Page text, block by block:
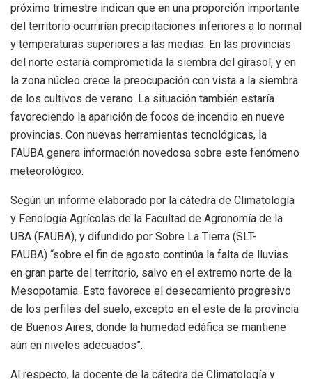
próximo trimestre indican que en una proporción importante
del territorio ocurrirían precipitaciones inferiores a lo normal
y temperaturas superiores a las medias. En las provincias
del norte estaría comprometida la siembra del girasol, y en
la zona núcleo crece la preocupación con vista a la siembra
de los cultivos de verano. La situación también estaría
favoreciendo la aparición de focos de incendio en nueve
provincias. Con nuevas herramientas tecnológicas, la
FAUBA genera información novedosa sobre este fenómeno
meteorológico.
Según un informe elaborado por la cátedra de Climatología
y Fenología Agrícolas de la Facultad de Agronomía de la
UBA (FAUBA), y difundido por Sobre La Tierra (SLT-
FAUBA) “sobre el fin de agosto continúa la falta de lluvias
en gran parte del territorio, salvo en el extremo norte de la
Mesopotamia. Esto favorece el desecamiento progresivo
de los perfiles del suelo, excepto en el este de la provincia
de Buenos Aires, donde la humedad edáfica se mantiene
aún en niveles adecuados”.
Al respecto, la docente de la cátedra de Climatología y